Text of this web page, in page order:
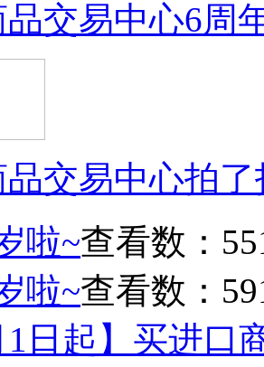
交易中心6周
交易中心拍
啦~查看数：
啦~查看数：
1日起】买进口